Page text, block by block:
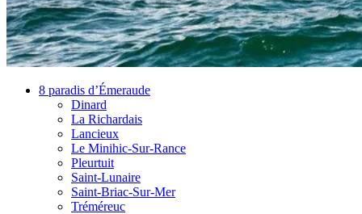
8 paradis d’Émeraude
Dinard
La Richardais
Lancieux
Le Minihic-Sur-Rance
Pleurtuit
Saint-Lunaire
Saint-Briac-Sur-Mer
Tréméreuc